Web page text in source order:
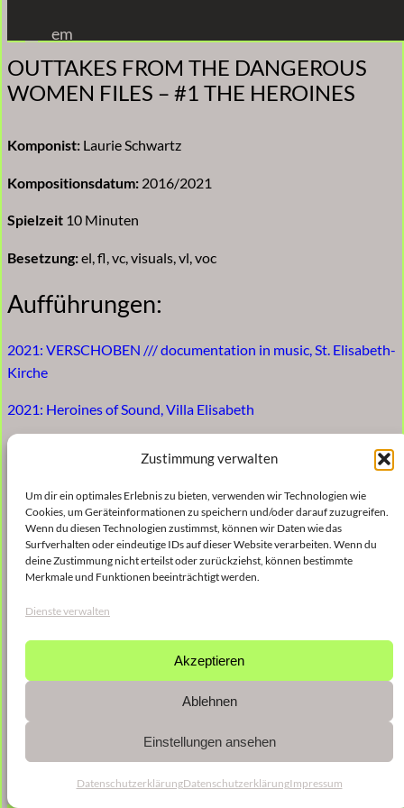
Zustimmung verwalten
Um dir ein optimales Erlebnis zu bieten, verwenden wir Technologien wie
Cookies, um Geräteinformationen zu speichern und/oder darauf zuzugreifen.
Wenn du diesen Technologien zustimmst, können wir Daten wie das
Surfverhalten oder eindeutige IDs auf dieser Website verarbeiten. Wenn du
deine Zustimmung nicht erteilst oder zurückziehst, können bestimmte
Merkmale und Funktionen beeinträchtigt werden.
Dienste verwalten
Akzeptieren
Ablehnen
Einstellungen ansehen
DatenschutzerklärungDatenschutzerklärungImpressum
Inhalt
springen
em
OUTTAKES FROM THE DANGEROUS
WOMEN FILES – #1 THE HEROINES
Komponist: Laurie Schwartz
Kompositionsdatum: 2016/2021
Spielzeit 10 Minuten
Besetzung:el, fl, vc, visuals, vl, voc
Aufführungen:
2021: VERSCHOBEN /// documentation in music, St. Elisabeth-
Kirche
2021: Heroines of Sound, Villa Elisabeth